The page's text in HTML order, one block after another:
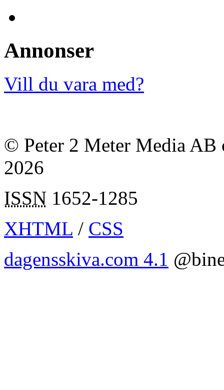
Annonser
Vill du vara med?
© Peter 2 Meter Media AB
2026
ISSN 1652-1285
XHTML / CSS
dagensskiva.com 4.1